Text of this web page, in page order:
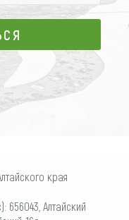
края
656043, Алтайский